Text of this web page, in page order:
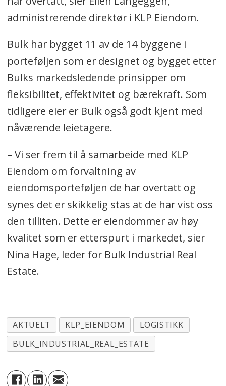
administrerende direktør i KLP Eiendom.
Bulk har bygget 11 av de 14 byggene i
porteføljen som er designet og bygget etter
Bulks markedsledende prinsipper om
fleksibilitet, effektivitet og bærekraft. Som
tidligere eier er Bulk også godt kjent med
nåværende leietagere.
– Vi ser frem til å samarbeide med KLP
Eiendom om forvaltning av
eiendomsporteføljen de har overtatt og
synes det er skikkelig stas at de har vist oss
den tilliten. Dette er eiendommer av høy
kvalitet som er etterspurt i markedet, sier
Nina Hage, leder for Bulk Industrial Real
Estate.
AKTUELT KLP_EIENDOM
LOGISTIKK
BULK_INDUSTRIAL_REAL_ESTATE